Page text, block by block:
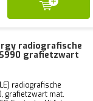
radiografische
grafietzwart
radiografische
grafietzwart mat.